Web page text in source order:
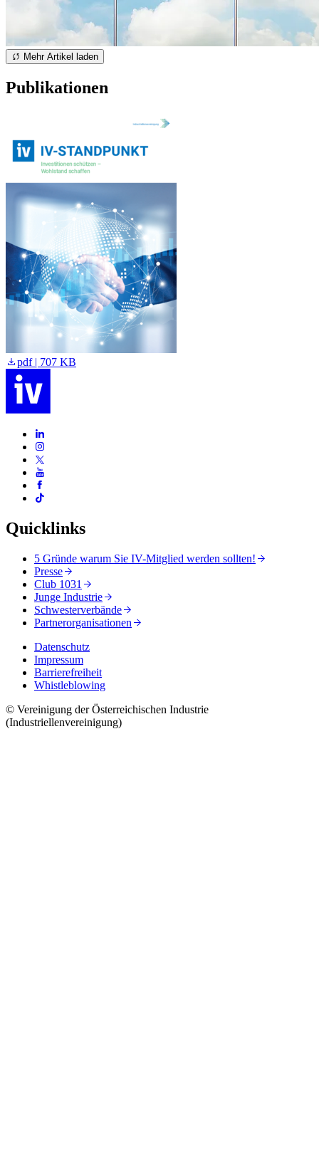
Mehr Artikel laden
Publikationen
pdf | 707 KB
Quicklinks
5 Gründe warum Sie IV-Mitglied werden sollten!
Presse
Club 1031
Junge Industrie
Schwesterverbände
Partnerorganisationen
Datenschutz
Impressum
Barrierefreiheit
Whistleblowing
© Vereinigung der Österreichischen Industrie
(Industriellenvereinigung)